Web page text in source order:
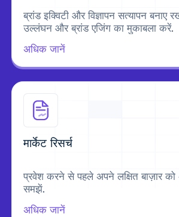
ब्रांड इक्विटी और विज्ञापन सत्यापन बनाए
उल्लंघन और ब्रांड एजिंग का मुकाबला करें.
अधिक जानें
मार्केट रिसर्च
प्रवेश करने से पहले अपने लक्षित बाज़ार
समझें.
अधिक जानें